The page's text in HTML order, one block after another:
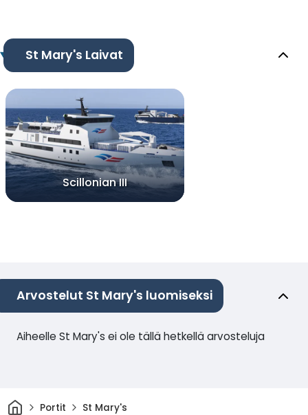
St Mary's Laivat
Scillonian III
Arvostelut St Mary's luomiseksi
Aiheelle St Mary's ei ole tällä hetkellä arvosteluja
KotiinPortit St Mary's